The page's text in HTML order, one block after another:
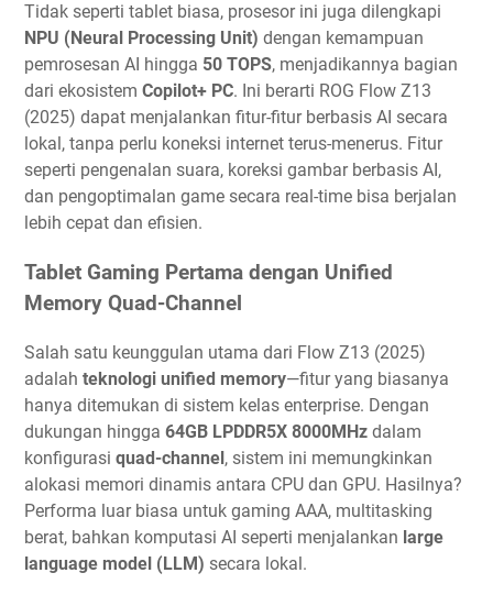
Tidak seperti tablet biasa, prosesor ini juga dilengkapi
NPU (Neural Processing Unit) dengan kemampuan
pemrosesan AI hingga 50 TOPS, menjadikannya bagian
dari ekosistem Copilot+ PC. Ini berarti ROG Flow Z13
(2025) dapat menjalankan fitur-fitur berbasis AI secara
lokal, tanpa perlu koneksi internet terus-menerus. Fitur
seperti pengenalan suara, koreksi gambar berbasis AI,
dan pengoptimalan game secara real-time bisa berjalan
lebih cepat dan efisien.
Tablet Gaming Pertama dengan Unified
Memory Quad-Channel
Salah satu keunggulan utama dari Flow Z13 (2025)
adalah teknologi unified memory—fitur yang biasanya
hanya ditemukan di sistem kelas enterprise. Dengan
dukungan hingga 64GB LPDDR5X 8000MHz dalam
konfigurasi quad-channel, sistem ini memungkinkan
alokasi memori dinamis antara CPU dan GPU. Hasilnya?
Performa luar biasa untuk gaming AAA, multitasking
berat, bahkan komputasi AI seperti menjalankan large
language model (LLM) secara lokal.